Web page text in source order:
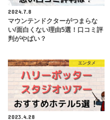
2024.7.8
マウンテンドクターがつまらな
い/面白くない理由5選！口コミ評
判がやばい？
エンタメ
2023.4.28